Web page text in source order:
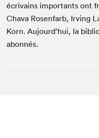
écrivains importants ont
Chava Rosenfarb, Irving
Korn. Aujourd’hui, la
abonnés.